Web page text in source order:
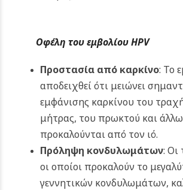
Οφέλη του εμβολίου HPV
Προστασία από καρκίνο: Το
αποδειχθεί ότι μειώνει
εμφάνισης καρκίνου του
μήτρας, του πρωκτού και
προκαλούνται από τον ιό.
Πρόληψη κονδυλωμάτων: Οι
οι οποίοι προκαλούν το
γεννητικών κονδυλωμάτων,